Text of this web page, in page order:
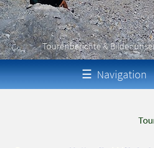
Tourenberichte & Bilder
☰Navigation